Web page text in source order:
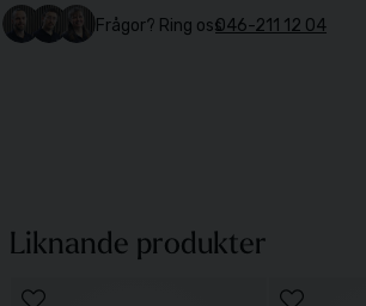
Frågor? Ring oss046-211 12 04
Liknande produkter